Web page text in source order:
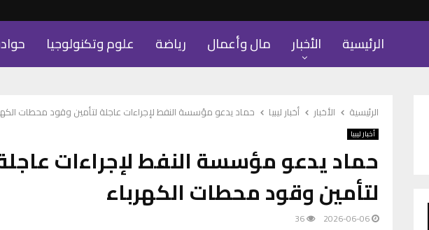
الرئيسية الأخبار مال وأعمال رياضة علوم وتكنولوجيا
الرئيسية الأخبار أخبار ليبيا حماد يدعو مؤسسة النفط لإجراءات عاجلة لتأمين وقود محطات
أخبار ليبيا
حماد يدعو مؤسسة النفط لإجراءات
لتأمين وقود محطات الكهرباء
2026-06-06
36